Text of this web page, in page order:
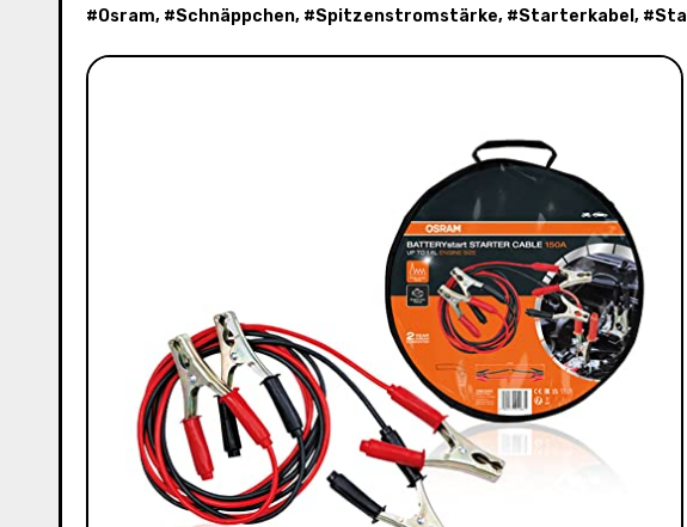
#Osram, #Schnäppchen, #Spitzenstromstärke, #Starterkabel , #